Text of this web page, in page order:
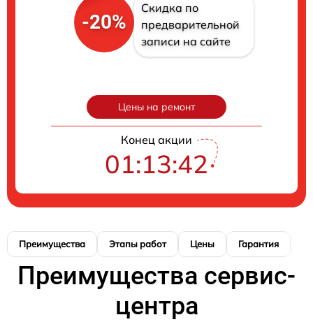
-20%
Скидка по
предварительной
записи на сайте
Цены на ремонт
Конец акции
01:13:41
Преимущества Этапы работ Цены Гарантия
Преимущества сервис-
центра